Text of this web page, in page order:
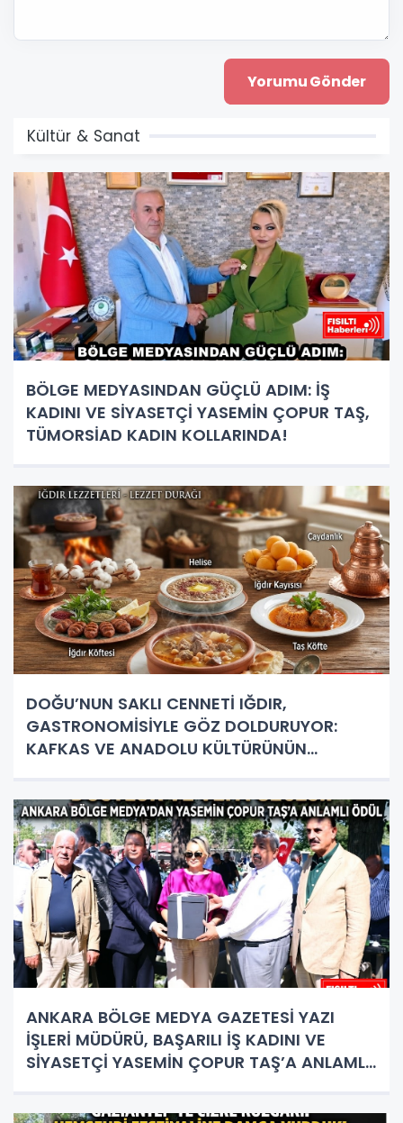
Kültür & Sanat
BÖLGE MEDYASINDAN GÜÇLÜ ADIM: İŞ
KADINI VE SİYASETÇİ YASEMİN ÇOPUR TAŞ,
TÜMORSİAD KADIN KOLLARINDA!
DOĞU’NUN SAKLI CENNETİ IĞDIR,
GASTRONOMİSİYLE GÖZ DOLDURUYOR:
KAFKAS VE ANADOLU KÜLTÜRÜNÜN
ANKARA BÖLGE MEDYA GAZETESİ YAZI
İŞLERİ MÜDÜRÜ, BAŞARILI İŞ KADINI VE
SİYASETÇİ YASEMİN ÇOPUR TAŞ’A ANLAMLI